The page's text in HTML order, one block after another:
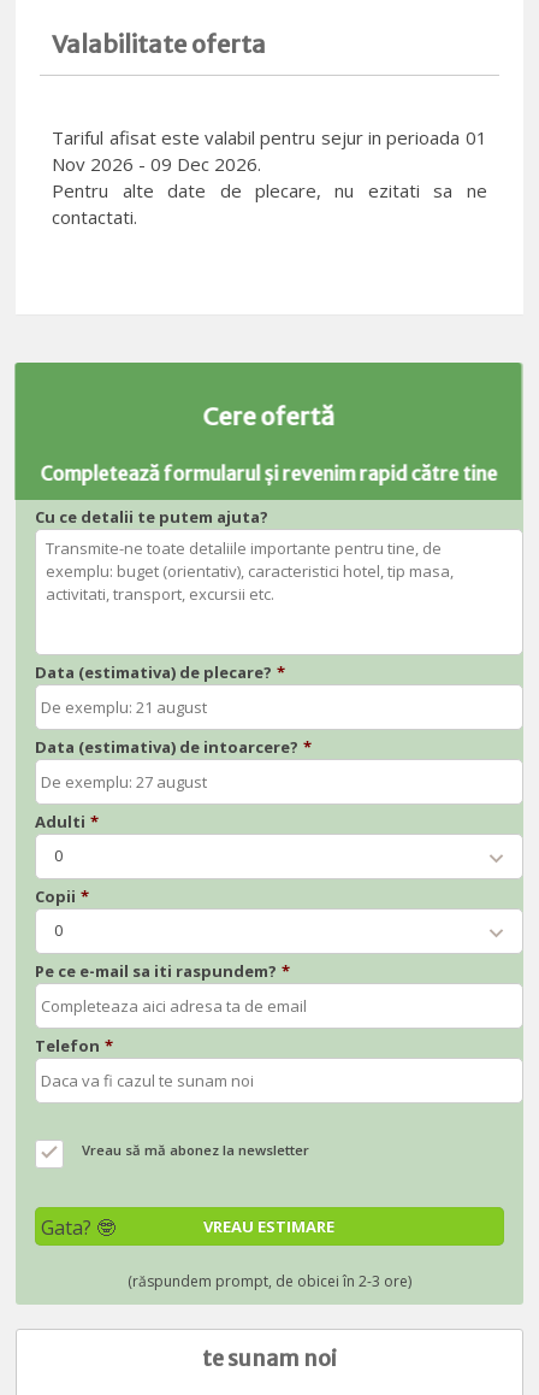
Valabilitate oferta
Tariful afisat este valabil pentru sejur in perioada 01
Nov 2026 - 09 Dec 2026.
Pentru alte date de plecare, nu ezitati sa ne
contactati.
Cere ofertă
Completează formularul și revenim rapid către tine
Cu ce detalii te putem ajuta?
Data (estimativa) de plecare? *
Data (estimativa) de intoarcere? *
Adulti *
0
Copii *
0
Pe ce e-mail sa iti raspundem? *
Telefon *
Vreau să mă abonez la newsletter
te sunam noi